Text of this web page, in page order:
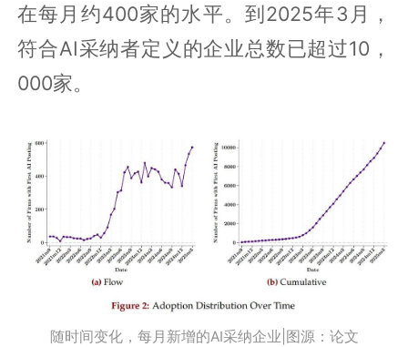
在每月约400家的水平。到2025年3月，
符合AI采纳者定义的企业总数已超过10，
000家。
随时间变化，每月新增的AI采纳企业|图源：论文